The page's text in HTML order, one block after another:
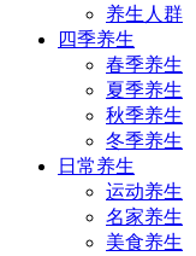
养生人群
四季养生
春季养生
夏季养生
秋季养生
冬季养生
日常养生
运动养生
名家养生
美食养生